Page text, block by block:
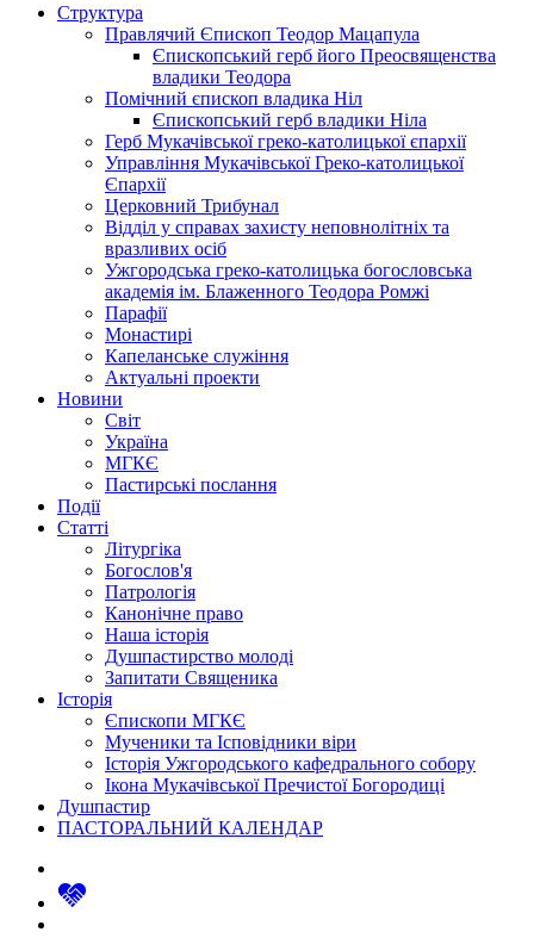
Структура
Правлячий Єпископ Теодор Мацапула
Єпископський герб його Преосвященства
владики Теодора
Помічний єпископ владика Ніл
Єпископський герб владики Ніла
Герб Мукачівської греко-католицької єпархії
Управління Мукачівської Греко-католицької
Єпархії
Церковний Трибунал
Відділ у справах захисту неповнолітніх та
вразливих осіб
Ужгородська греко-католицька богословська
академія ім. Блаженного Теодора Ромжі
Парафії
Монастирі
Капеланське служіння
Актуальні проекти
Новини
Світ
Україна
МГКЄ
Пастирські послання
Події
Статті
Літургіка
Богослов'я
Патрологія
Канонічне право
Наша історія
Душпастирство молоді
Запитати Священика
Історія
Єпископи МГКЄ
Мученики та Ісповідники віри
Історія Ужгородського кафедрального собору
Ікона Мукачівської Пречистої Богородиці
Душпастир
ПАСТОРАЛЬНИЙ КАЛЕНДАР